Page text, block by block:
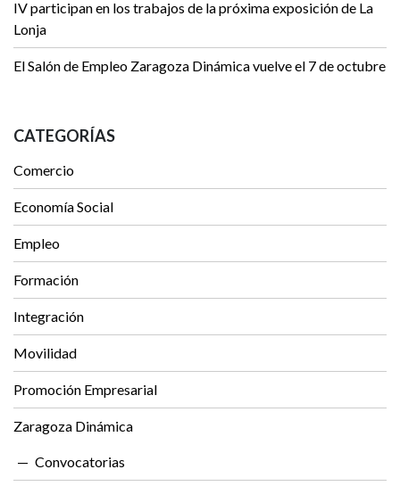
IV participan en los trabajos de la próxima exposición de La
Lonja
El Salón de Empleo Zaragoza Dinámica vuelve el 7 de octubre
CATEGORÍAS
Comercio
Economía Social
Empleo
Formación
Integración
Movilidad
Promoción Empresarial
Zaragoza Dinámica
Convocatorias